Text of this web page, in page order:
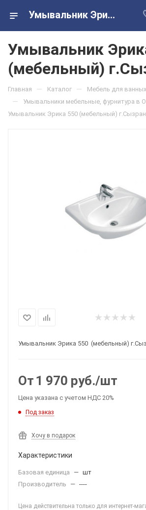
Умывальник Эрика 550 (мебельный) г.Сызрань в розничных магазинах Сантехторг
Умывальник
(мебельный)
Главная — Каталог — Мебель для
— Умывальники мебельные, фурнитура в
Умывальник Эрика 550 (мебельный)
Умывальник Эрика 550 (мебельный)
От 1 970 руб./шт
Цена указана с учетом НДС 20%
Под заказ
Хочу в подарок
Характеристики
Базовая единица — шт
Производитель
— ----
Цена действительна только для интернет-